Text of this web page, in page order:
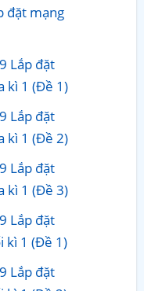
đặt mạng
Lắp đặt
kì 1 (Đề 1)
Lắp đặt
kì 1 (Đề 2)
Lắp đặt
kì 1 (Đề 3)
Lắp đặt
kì 1 (Đề 1)
Lắp đặt